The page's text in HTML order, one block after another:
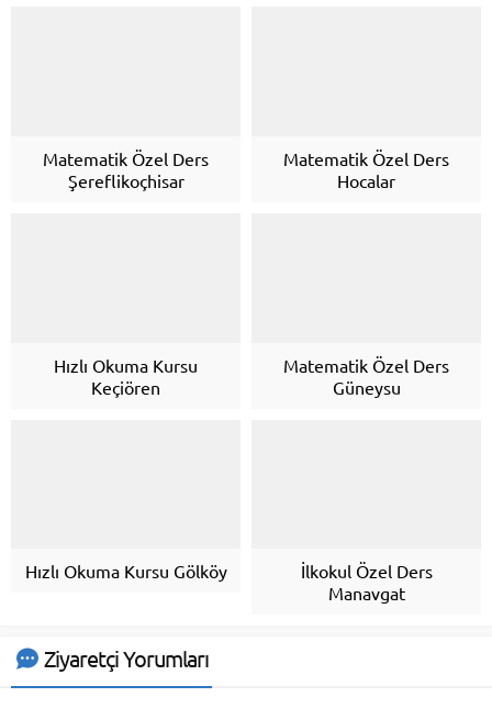
Matematik Özel Ders
Şereflikoçhisar
Matematik Özel Ders
Hocalar
Hızlı Okuma Kursu
Keçiören
Matematik Özel Ders
Güneysu
Hızlı Okuma Kursu Gölköy
İlkokul Özel Ders
Manavgat
Ziyaretçi Yorumları